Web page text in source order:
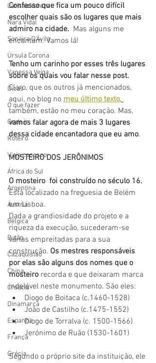
Larissa Vereza
Nara Vidal
Sonaira D'Ávila
Úrsula Corona
Vanessa Veiga
Dicas
O que fazer
Onde ir
Roteiro
Viaje conosco
África do Sul
Argentina
Áustria
Bélgica
Butão
Cazaquistão
China
Croácia
Dinamarca
Espanha
França
Grécia
Confesso que fica um pouco difícil
escolher quais são os lugares que mais
admiro na cidade. Mas alguns me
encantam. Vamos lá!
Tenho um carinho por esses três lugares
sobre os quais vou falar nesse post.
Claro, que os outros já mencionados,
aqui, no blog no meu último texto,
também, estão no meu coração. Mas,
vamos falar agora de mais 3 lugares
dessa cidade encantadora que eu amo.
MOSTEIRO DOS JERÔNIMOS
O mosteiro  foi construído no século 16.
Está localizado na freguesia de Belém
em Lisboa.
Dada a grandiosidade do projeto e a
riqueza da execução, sucederam-se
várias empreitadas para a sua
construção. Os mestres responsáveis
por elas são alguns dos nomes que o
mosteiro recorda e que deixaram marca
indelével neste monumento. São eles:
Diogo de Boitaca (c.1460-1528)
João de Castilho (c.1475-1552)
Diogo de Torralva (c. 1500-1566)
Jerónimo de Ruão (1530-1601)
Segundo o próprio site da instituição, ele